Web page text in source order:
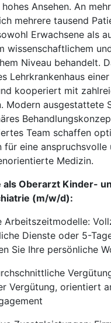
Ansehen. An
mehrere tausend
Erwachsene als
wissenschaftlichem
Niveau behandelt.
Lehrkrankenhaus
kooperiert mit
Modern ausgestattete
Team schaffen
für eine
Medizin.
als Oberarzt Kinder-
(m/w/d):
Arbeitszeitmodelle:
Dienste oder 5-
Sie Ihre persönliche
Vergütung, orientiert